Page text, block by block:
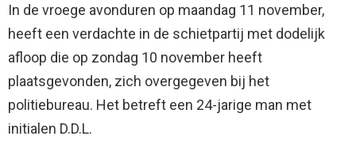
In de vroege avonduren op maandag 11 november,
heeft een verdachte in de schietpartij met dodelijk
afloop die op zondag 10 november heeft
plaatsgevonden, zich overgegeven bij het
politiebureau. Het betreft een 24-jarige man met
initialen D.D.L.